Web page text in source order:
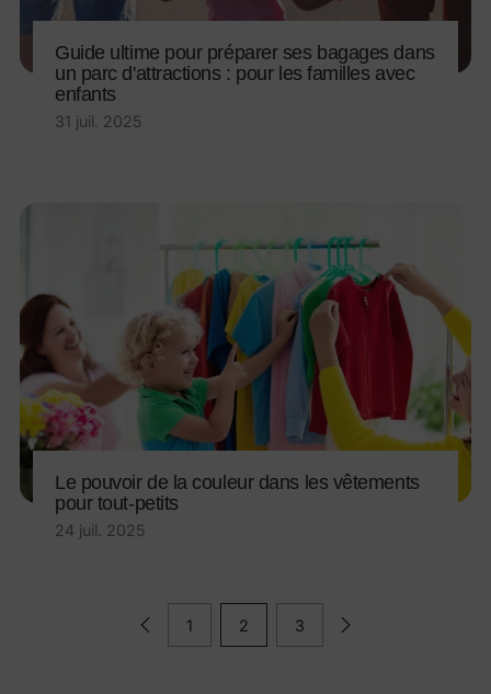
Guide ultime pour préparer ses bagages dans
un parc d'attractions : pour les familles avec
enfants
31 juil. 2025
Le pouvoir de la couleur dans les vêtements
pour tout-petits
24 juil. 2025
1 2 3